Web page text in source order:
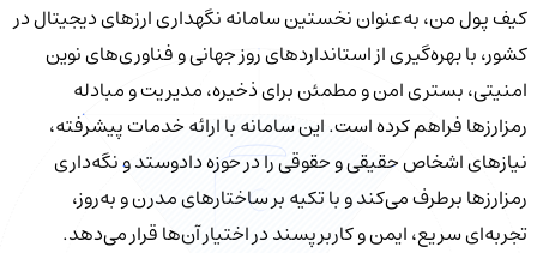
کیف‌ پول من، به‌عنوان نخستین سامانه نگهداری ارزهای دیجیتال در
کشور، با بهره‌گیری از استانداردهای روز جهانی و فناوری‌های نوین
امنیتی، بستری امن و مطمئن برای ذخیره، مدیریت و مبادله
رمزارزها فراهم کرده است. این سامانه با ارائه خدمات پیشرفته،
نیازهای اشخاص حقیقی و حقوقی را در حوزه دادوستد و نگه‌داری
رمزارزها برطرف می‌کند و با تکیه بر ساختارهای مدرن و به‌روز،
تجربه‌ای سریع، ایمن و کاربرپسند در اختیار آن‌ها قرار می‌دهد.